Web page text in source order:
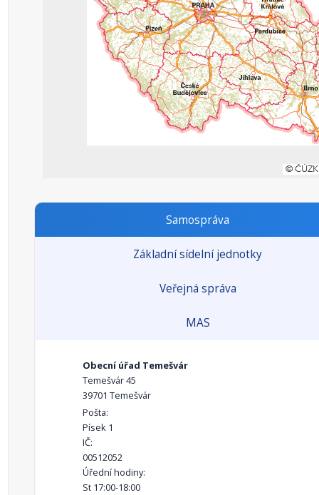
Samospráva
Základní sídelní jednotky
Veřejná správa
MAS
Obecní úřad Temešvár
Temešvár 45
39701 Temešvár
Pošta:
Písek 1
IČ:
00512052
Úřední hodiny:
St 17:00-18:00